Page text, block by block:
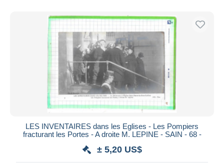
LES INVENTAIRES dans les Eglises - Les Pompiers
fracturant les Portes - A droite M. LEPINE - SAIN - 68 -
± 5,20 US$